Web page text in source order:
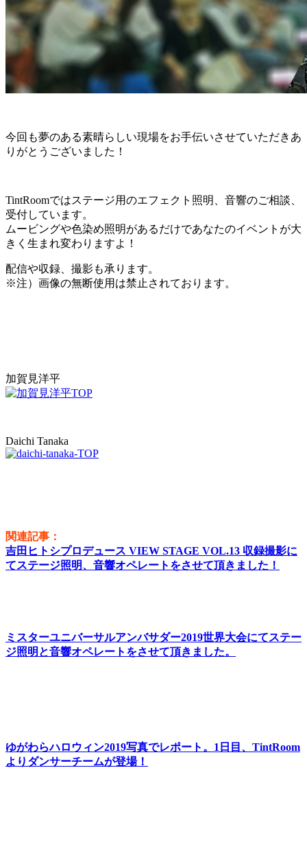
今回も夢のある素晴らしい現場をお手伝いさせていただきあ
りがとうございました！
TintRoomではステージ用のエフェクト照明、音響のご相談、
受付しています。
ムービングや色染め照明があるだけであなたのイベントが大
きく生まれ変わりますよ！
配信や収録、撮影も承ります。
※注）画像の無断使用は禁止されております。
加賀見洋平
Daichi Tanaka
関連記事：
吉田ヒトシプロデュース VIEW STAGE VOL.13 収録撮影に
てステージ照明、音響オペレートをさせて頂きました！
ミスターユニバーサルアンバサダー2019世界大会にてステー
ジ照明と音響オペレートをさせて頂きました。
ゆがわらハロウィン2019写真でレポート。1日目、TintRoom
よりダンサーチームが登場！